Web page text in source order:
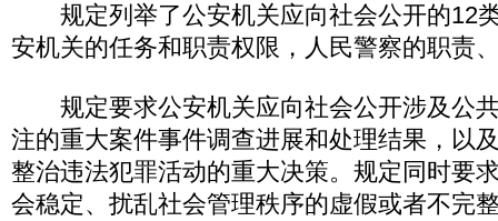
规定列举了公安机关应向社会公开的12
安机关的任务和职责权限，人民警察的职责
规定要求公安机关应向社会公开涉及公
注的重大案件事件调查进展和处理结果，以
整治违法犯罪活动的重大决策。规定同时要
会稳定、扰乱社会管理秩序的虚假或者不完